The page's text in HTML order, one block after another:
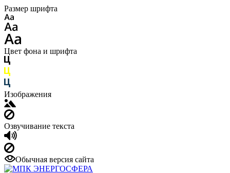
Размер шрифта
Цвет фона и шрифта
Изображения
Озвучивание текста
Обычная версия сайта